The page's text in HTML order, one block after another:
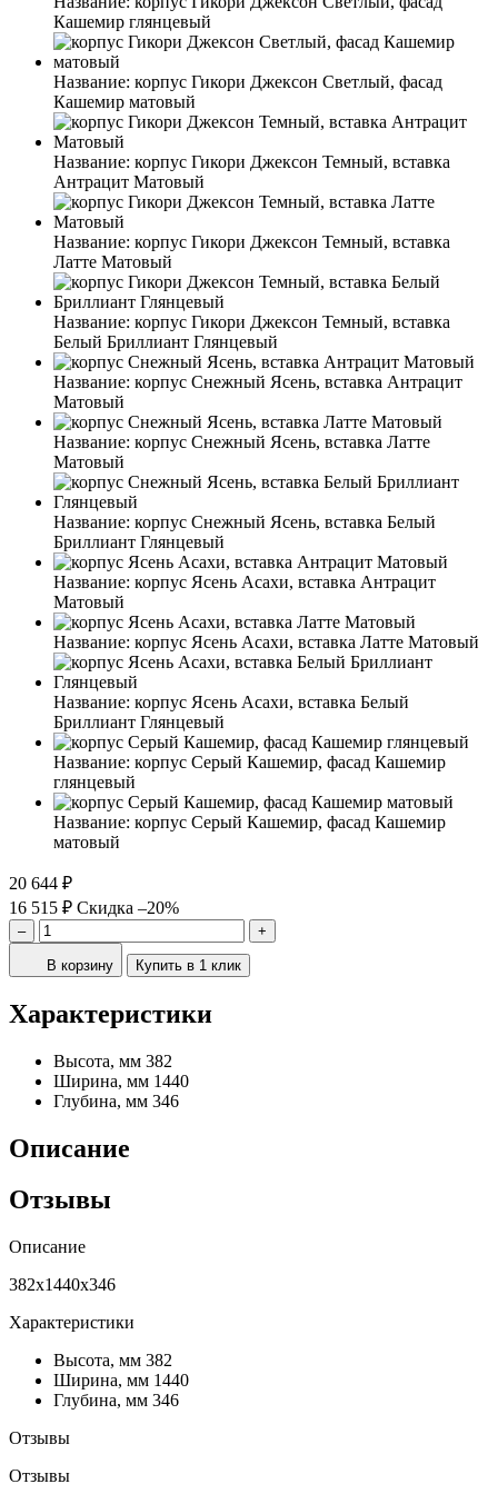
Кашемир глянцевый
Название: корпус Гикори Джексон Светлый, фасад
Кашемир матовый
Название: корпус Гикори Джексон Темный, вставка
Антрацит Матовый
Название: корпус Гикори Джексон Темный, вставка
Латте Матовый
Название: корпус Гикори Джексон Темный, вставка
Белый Бриллиант Глянцевый
Название: корпус Снежный Ясень, вставка Антрацит
Матовый
Название: корпус Снежный Ясень, вставка Латте
Матовый
Название: корпус Снежный Ясень, вставка Белый
Бриллиант Глянцевый
Название: корпус Ясень Асахи, вставка Антрацит
Матовый
Название: корпус Ясень Асахи, вставка Латте Матовый
Название: корпус Ясень Асахи, вставка Белый
Бриллиант Глянцевый
Название: корпус Серый Кашемир, фасад Кашемир
глянцевый
Название: корпус Серый Кашемир, фасад Кашемир
матовый
20 644 ₽
16 515 ₽ Скидка –20%
– +
В корзину Купить в 1 клик
Характеристики
Высота, мм 382
Ширина, мм 1440
Глубина, мм 346
Описание
Отзывы
Описание
382х1440х346
Характеристики
Высота, мм 382
Ширина, мм 1440
Глубина, мм 346
Отзывы
Отзывы